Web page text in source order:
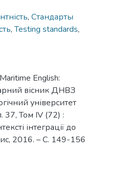
, Стандарты
,Testing standards,
English:
вісник ДНВЗ
університет
37, Том IV (72) :
інтеграції до
2016. – С. 149-156